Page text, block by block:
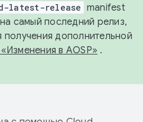
latest-release manifest
самый последний релиз,
дополнительной
в AOSP» .